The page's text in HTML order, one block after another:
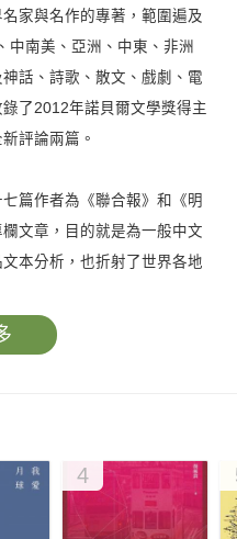
家與名作的專著，範圍遍及
南美、亞洲、中東、非洲
話、詩歌、散文、戲劇、電
了2012年諾貝爾文學獎得主
評論兩篇。
篇作者為《聯合報》和《明
文章，目的就是為一般中文
本分析，也折射了世界各地
精髓、整理更新，添加首度
旅即將展開。
4